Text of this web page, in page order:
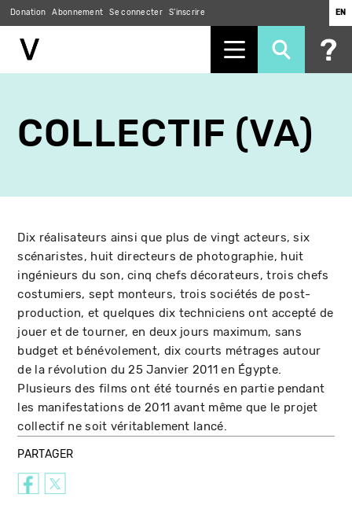
contenu
principal
Donation Abonnement Se connecter S'inscrire EN
COLLECTIF (VA)
Dix réalisateurs ainsi que plus de vingt acteurs, six
scénaristes, huit directeurs de photographie, huit
ingénieurs du son, cinq chefs décorateurs, trois chefs
costumiers, sept monteurs, trois sociétés de post-
production, et quelques dix techniciens ont accepté de
jouer et de tourner, en deux jours maximum, sans
budget et bénévolement, dix courts métrages autour
de la révolution du 25 Janvier 2011 en Égypte.
Plusieurs des films ont été tournés en partie pendant
les manifestations de 2011 avant même que le projet
collectif ne soit véritablement lancé.
PARTAGER